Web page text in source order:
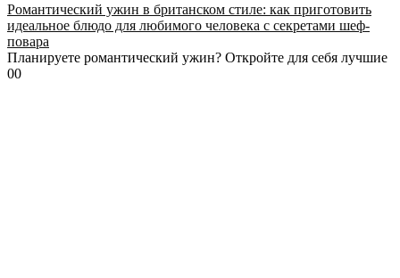
Романтический ужин в британском стиле: как приготовить
идеальное блюдо для любимого человека с секретами шеф-
повара
Планируете романтический ужин? Откройте для себя лучшие
00